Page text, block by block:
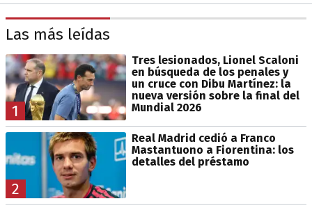
Las más leídas
1
Tres lesionados, Lionel Scaloni
en búsqueda de los penales y
un cruce con Dibu Martínez: la
nueva versión sobre la final del
Mundial 2026
2
Real Madrid cedió a Franco
Mastantuono a Fiorentina: los
detalles del préstamo